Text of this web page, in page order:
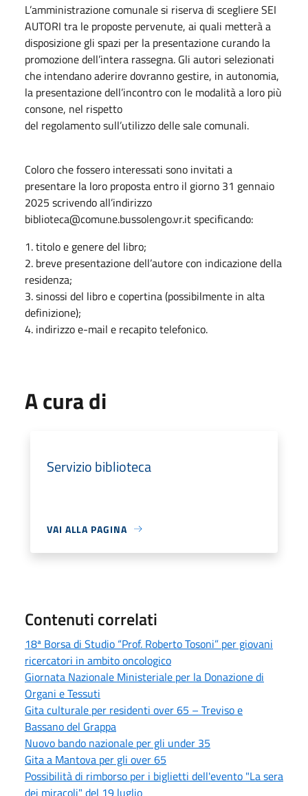
L’amministrazione comunale si riserva di scegliere SEI
AUTORI tra le proposte pervenute, ai quali metterà a
disposizione gli spazi per la presentazione curando la
promozione dell’intera rassegna. Gli autori selezionati
che intendano aderire dovranno gestire, in autonomia,
la presentazione dell’incontro con le modalità a loro più
consone, nel rispetto
del regolamento sull’utilizzo delle sale comunali.
Coloro che fossero interessati sono invitati a
presentare la loro proposta entro il giorno 31 gennaio
2025 scrivendo all’indirizzo
biblioteca@comune.bussolengo.vr.it specificando:
1. titolo e genere del libro;
2. breve presentazione dell’autore con indicazione della
residenza;
3. sinossi del libro e copertina (possibilmente in alta
definizione);
4. indirizzo e-mail e recapito telefonico.
A cura di
Servizio biblioteca
VAI ALLA PAGINA
Contenuti correlati
18ª Borsa di Studio “Prof. Roberto Tosoni” per giovani
ricercatori in ambito oncologico
Giornata Nazionale Ministeriale per la Donazione di
Organi e Tessuti
Gita culturale per residenti over 65 – Treviso e
Bassano del Grappa
Nuovo bando nazionale per gli under 35
Gita a Mantova per gli over 65
Possibilità di rimborso per i biglietti dell'evento "La sera
dei miracoli" del 19 luglio